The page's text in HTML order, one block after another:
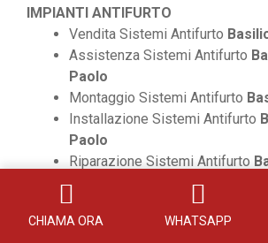
IMPIANTI ANTIFURTO
Vendita Sistemi Antifurto
Assistenza Sistemi Antifurto
Paolo
Montaggio Sistemi Antifurto
Installazione Sistemi Antifurto
Paolo
Riparazione Sistemi Antifurto
Paolo
Impianti di Allarmi per Abitazioni
Paolo
CHIAMA ORA WHATSAPP